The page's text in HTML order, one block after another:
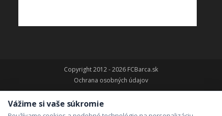
Copyright 2012 - 2026 FCBarca.sk
Ochrana osobných údajov
Vážime si vaše súkromie